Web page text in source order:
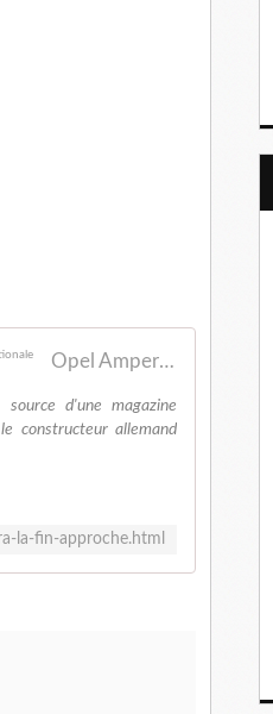
Opel Ampera...la fin approche! - FranceAuto-actu - actualité automobile régionale et internationale
d'une magazine
constructeur allemand
la-fin-approche.html